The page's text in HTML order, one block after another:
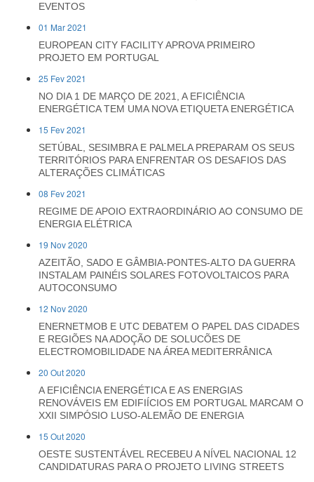
EVENTOS
01 Mar 2021
EUROPEAN CITY FACILITY APROVA PRIMEIRO
PROJETO EM PORTUGAL
25 Fev 2021
NO DIA 1 DE MARÇO DE 2021, A EFICIÊNCIA
ENERGÉTICA TEM UMA NOVA ETIQUETA ENERGÉTICA
15 Fev 2021
SETÚBAL, SESIMBRA E PALMELA PREPARAM OS SEUS
TERRITÓRIOS PARA ENFRENTAR OS DESAFIOS DAS
ALTERAÇÕES CLIMÁTICAS
08 Fev 2021
REGIME DE APOIO EXTRAORDINÁRIO AO CONSUMO DE
ENERGIA ELÉTRICA
19 Nov 2020
AZEITÃO, SADO E GÂMBIA-PONTES-ALTO DA GUERRA
INSTALAM PAINÉIS SOLARES FOTOVOLTAICOS PARA
AUTOCONSUMO
12 Nov 2020
ENERNETMOB E UTC DEBATEM O PAPEL DAS CIDADES
E REGIÕES NA ADOÇÃO DE SOLUCÕES DE
ELECTROMOBILIDADE NA ÁREA MEDITERRÂNICA
20 Out 2020
A EFICIÊNCIA ENERGÉTICA E AS ENERGIAS
RENOVÁVEIS EM EDIFIÍCIOS EM PORTUGAL MARCAM O
XXII SIMPÓSIO LUSO-ALEMÃO DE ENERGIA
15 Out 2020
OESTE SUSTENTÁVEL RECEBEU A NÍVEL NACIONAL 12
CANDIDATURAS PARA O PROJETO LIVING STREETS